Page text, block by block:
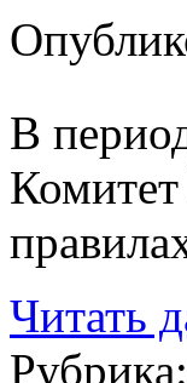
В
Читать
Рубрика: